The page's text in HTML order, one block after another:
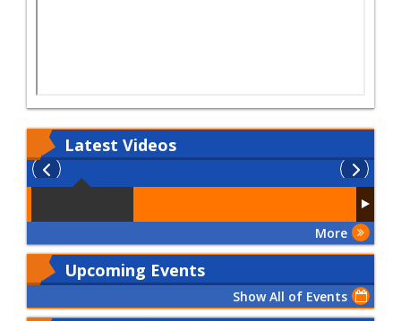
Latest Videos
More
Upcoming Events
Show All of Events